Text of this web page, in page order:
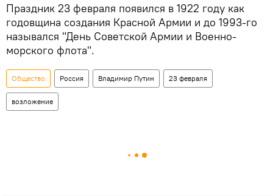
Праздник 23 февраля появился в 1922 году как
годовщина создания Красной Армии и до 1993-го
назывался "День Советской Армии и Военно-
морского флота".
Общество Россия Владимир Путин 23 февраля
возложение